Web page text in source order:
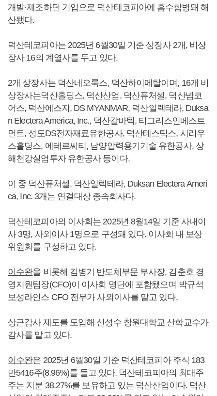
개발·제조하던 기업으로 덕산테코피아에 흡수합병돼 해
산됐다.
덕산테코피아는 2025년 6월30일 기준 상장사 2개, 비상
장사 16의 계열사를 두고 있다.
2개 상장사는 덕산네오룩스, 덕산하이메탈이며, 16개 비
상장사는덕산홀딩스, 덕산산업, 덕산퓨처셀, 덕산넵코
어스, 덕산에스지, DS MYANMAR, 덕산일렉테라, Duksa
n Electera America, Inc., 덕산갈바텍, 티그리스인베스트
먼트, 성도DS전자재료유한공사, 덕산테스틱스, 시리우
스홀딩스, 에테르씨티, 남양압력용기기술 유한공사, 상
해천강실업투자 유한공사 등이다.
이 중 덕산퓨처셀, 덕산일렉테라, Duksan Electera Ameri
ca, Inc. 3개는 연결대상 종속회사다.
덕산테코피아의 이사회는 2025년 8월14일 기준 사내이
사 3명, 사외이사 1명으로 구성돼 있다. 이사회 내 보상
위원회를 구성하고 있다.
이수완을 비롯해 김병기 반도체부문 부사장, 김춘호 경
영지원팀장(CFO)이 이사회 명단에 포함됐으며 박규석
보성라인스 CFO 전무가 사외이사를 맡고 있다.
상근감사 제도를 도입해 신성수 창원대학교 산학교수가
감사를 맡고 있다.
이수완은 2025년 6월30일 기준 덕산테코피아 주식 183
만5416주(8.96%)를 들고 있다. 덕산테코피아의 최대주
주는 지분 38.27%를 보유하고 있는 덕산산업이다. 덕산